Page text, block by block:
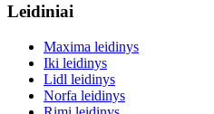
Leidiniai
Maxima leidinys
Iki leidinys
Lidl leidinys
Norfa leidinys